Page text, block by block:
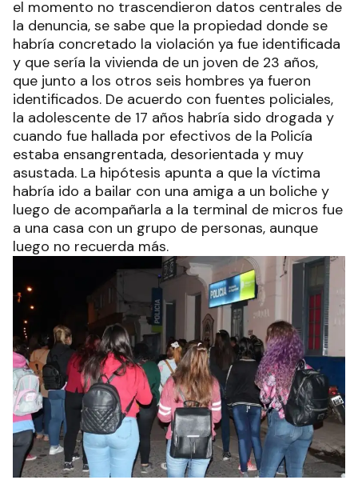
el momento no trascendieron datos centrales de
la denuncia, se sabe que la propiedad donde se
habría concretado la violación ya fue identificada
y que sería la vivienda de un joven de 23 años,
que junto a los otros seis hombres ya fueron
identificados. De acuerdo con fuentes policiales,
la adolescente de 17 años habría sido drogada y
cuando fue hallada por efectivos de la Policía
estaba ensangrentada, desorientada y muy
asustada. La hipótesis apunta a que la víctima
habría ido a bailar con una amiga a un boliche y
luego de acompañarla a la terminal de micros fue
a una casa con un grupo de personas, aunque
luego no recuerda más.